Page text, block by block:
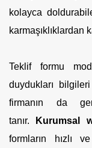
kolayca
karmaşıklıklardan
Teklif formu
duydukları
firmanın da
tanır.
Kurumsal
formların hızlı